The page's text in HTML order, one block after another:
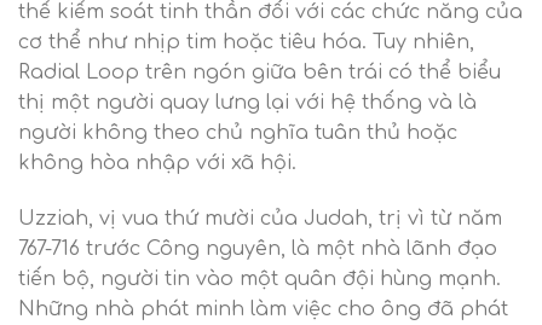
thể kiểm soát tinh thần đối với các chức năng của
cơ thể như nhịp tim hoặc tiêu hóa. Tuy nhiên,
Radial Loop trên ngón giữa bên trái có thể biểu
thị một người quay lưng lại với hệ thống và là
người không theo chủ nghĩa tuân thủ hoặc
không hòa nhập với xã hội.
Uzziah, vị vua thứ mười của Judah, trị vì từ năm
767-716 trước Công nguyên, là một nhà lãnh đạo
tiến bộ, người tin vào một quân đội hùng mạnh.
Những nhà phát minh làm việc cho ông đã phát